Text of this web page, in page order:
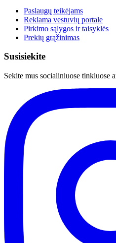
Paslaugų teikėjams
Reklama vestuvių portale
Pirkimo sąlygos ir taisyklės
Prekių grąžinimas
Susisiekite
Sekite mus socialiniuose tinkluose